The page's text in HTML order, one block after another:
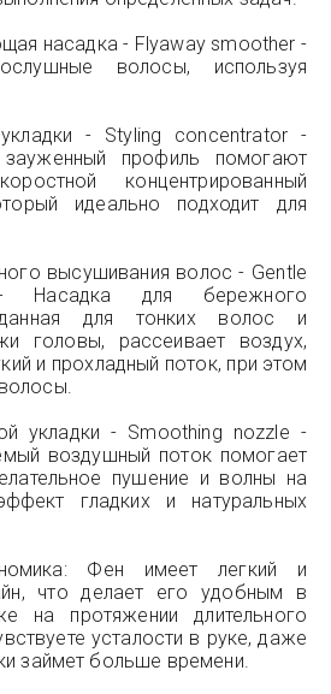
насадка - Flyaway smoother -
волосы, используя
- Styling concentrator -
профиль помогают
концентрированный
идеально подходит для
высушивания волос - Gentle
Насадка для бережного
для тонких волос и
головы, рассеивает воздух,
и прохладный поток, при этом
укладки - Smoothing nozzle -
воздушный поток помогает
пушение и волны на
гладких и натуральных
Фен имеет легкий и
что делает его удобным в
на протяжении длительного
усталости в руке, даже
займет больше времени.